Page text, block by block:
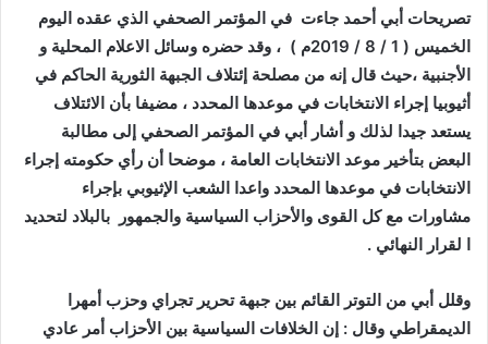
تصريحات أبي أحمد جاءت في المؤتمر الصحفي الذي عقده اليوم
الخميس ( 1 / 8 / 2019م ) ، وقد حضره وسائل الاعلام المحلية و
الأجنبية ،حيث قال إنه من مصلحة إئتلاف الجبهة الثورية الحاكم في
أثيوبيا إجراء الانتخابات في موعدها المحدد ، مضيفا بأن الائتلاف
يستعد جيدا لذلك و أشار أبي في المؤتمر الصحفي إلى مطالبة
البعض بتأخير موعد الانتخابات العامة ، موضحا أن رأي حكومته إجراء
الانتخابات في موعدها المحدد واعدا الشعب الإثيوبي بإجراء
مشاورات مع كل القوى والأحزاب السياسية والجمهور بالبلاد لتحديد
ا لقرار النهائي .
وقلل أبي من التوتر القائم بين جبهة تحرير تجراي وحزب أمهرا
الديمقراطي وقال : إن الخلافات السياسية بين الأحزاب أمر عادي